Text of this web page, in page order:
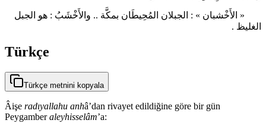
« الأَخْشبان » : الجبلان المُحِيطَان بمكَّة .. والأَخْشَبُ : هو الجبل
الغليظ .
Türkçe
Türkçe metnini kopyala
Âişe radıyallahu anhâ’dan rivayet edildiğine göre bir gün
Peygamberaleyhisselâm’a: